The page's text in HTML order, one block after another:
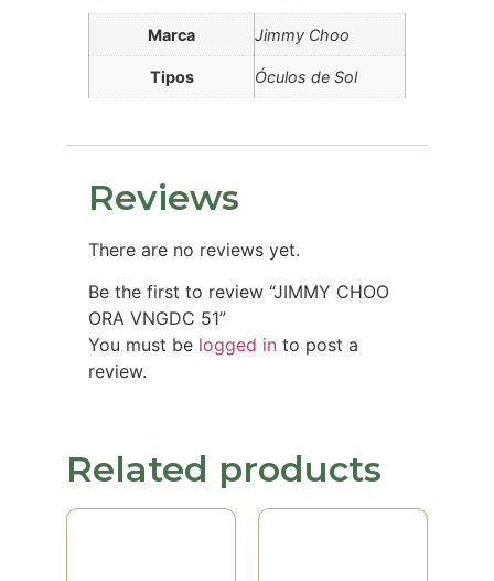
Marca Jimmy Choo
Tipos Óculos de Sol
Reviews
There are no reviews yet.
Be the first to review “JIMMY CHOO
ORA VNGDC 51”
You must be logged in to post a
review.
Related products